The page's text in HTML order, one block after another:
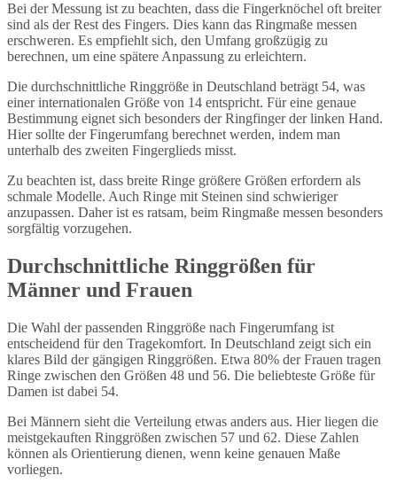
Bei der Messung ist zu beachten, dass die Fingerknöchel oft breiter
sind als der Rest des Fingers. Dies kann das Ringmaße messen
erschweren. Es empfiehlt sich, den Umfang großzügig zu
berechnen, um eine spätere Anpassung zu erleichtern.
Die durchschnittliche Ringgröße in Deutschland beträgt 54, was
einer internationalen Größe von 14 entspricht. Für eine genaue
Bestimmung eignet sich besonders der Ringfinger der linken Hand.
Hier sollte der Fingerumfang berechnet werden, indem man
unterhalb des zweiten Fingerglieds misst.
Zu beachten ist, dass breite Ringe größere Größen erfordern als
schmale Modelle. Auch Ringe mit Steinen sind schwieriger
anzupassen. Daher ist es ratsam, beim Ringmaße messen besonders
sorgfältig vorzugehen.
Durchschnittliche Ringgrößen für
Männer und Frauen
Die Wahl der passenden Ringgröße nach Fingerumfang ist
entscheidend für den Tragekomfort. In Deutschland zeigt sich ein
klares Bild der gängigen Ringgrößen. Etwa 80% der Frauen tragen
Ringe zwischen den Größen 48 und 56. Die beliebteste Größe für
Damen ist dabei 54.
Bei Männern sieht die Verteilung etwas anders aus. Hier liegen die
meistgekauften Ringgrößen zwischen 57 und 62. Diese Zahlen
können als Orientierung dienen, wenn keine genauen Maße
vorliegen.